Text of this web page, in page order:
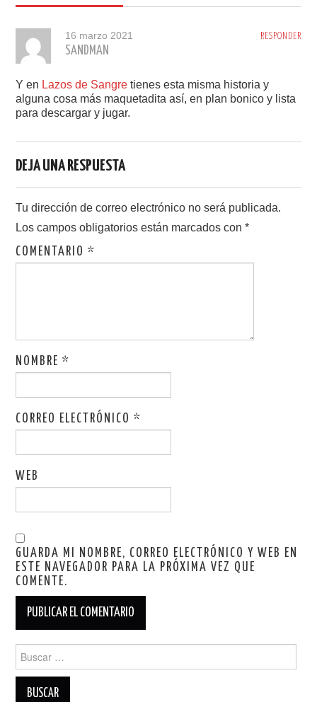
RESPONDER
16 marzo 2021
SANDMAN
Y en Lazos de Sangretienes esta misma historia y
alguna cosa más maquetadita así, en plan bonico y lista
para descargar y jugar.
DEJA UNA RESPUESTA
Tu dirección de correo electrónico no será publicada.
Los campos obligatorios están marcados con*
COMENTARIO*
NOMBRE*
CORREO ELECTRÓNICO*
WEB
GUARDA MI NOMBRE, CORREO ELECTRÓNICO Y WEB EN
ESTE NAVEGADOR PARA LA PRÓXIMA VEZ QUE
COMENTE.